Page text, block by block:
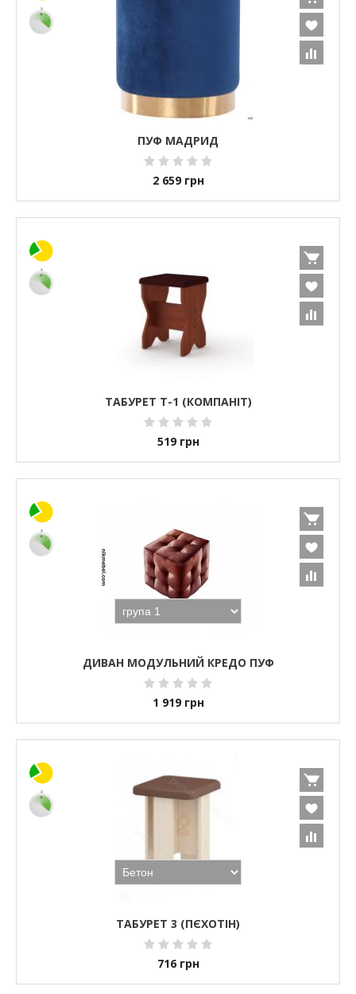
ПУФ МАДРИД
2 659 грн
ТАБУРЕТ Т-1 (КОМПАНІТ)
519 грн
ДИВАН МОДУЛЬНИЙ КРЕДО ПУФ
1 919 грн
ТАБУРЕТ 3 (ПЄХОТІН)
716 грн